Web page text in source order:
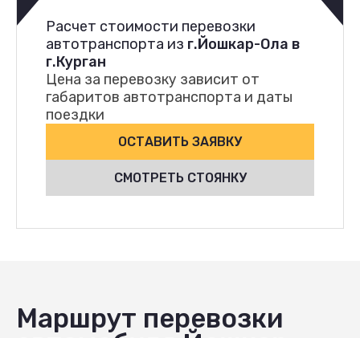
Расчет стоимости перевозки
автотранспорта из г.Йошкар-Ола в
г.Курган
Цена за перевозку зависит от
габаритов автотранспорта и даты
поездки
ОСТАВИТЬ ЗАЯВКУ
СМОТРЕТЬ СТОЯНКУ
Маршрут перевозки